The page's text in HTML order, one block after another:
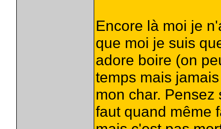
Encore là moi je
que moi je suis
adore boire (on
temps mais
mon char.
faut quand même